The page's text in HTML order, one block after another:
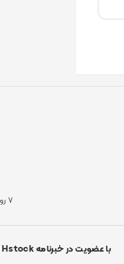
۷ روز ضمانت بازگشت
با عضویت در خبرنامه Hstock از اخرین تخفیفات ما با خبر شوید